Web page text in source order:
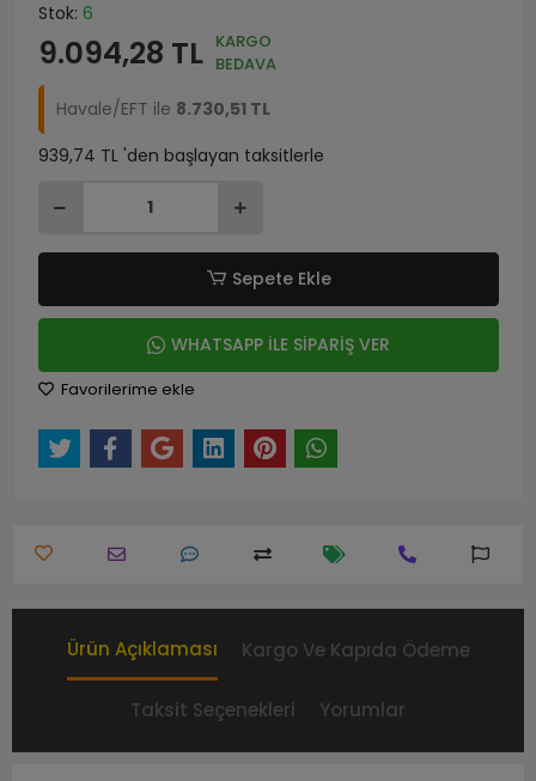
Stok: 6
9.094,28 TL KARGO
BEDAVA
Havale/EFT ile 8.730,51 TL
939,74 TL 'den başlayan taksitlerle
Sepete Ekle
WHATSAPP İLE SİPARİŞ VER
Favorilerime ekle
Ürün Açıklaması Kargo Ve Kapıda Ödeme
Taksit Seçenekleri Yorumlar